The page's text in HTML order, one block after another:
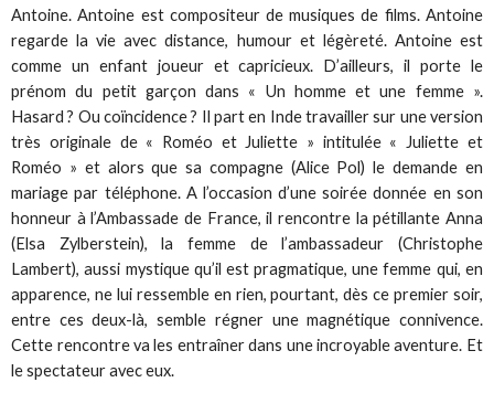
Antoine. Antoine est compositeur de musiques de films. Antoine
regarde la vie avec distance, humour et légèreté. Antoine est
comme un enfant joueur et capricieux. D’ailleurs, il porte le
prénom du petit garçon dans « Un homme et une femme ».
Hasard ? Ou coïncidence ? Il part en Inde travailler sur une version
très originale de « Roméo et Juliette » intitulée « Juliette et
Roméo » et alors que sa compagne (Alice Pol) le demande en
mariage par téléphone. A l’occasion d’une soirée donnée en son
honneur à l’Ambassade de France, il rencontre la pétillante Anna
(Elsa Zylberstein), la femme de l’ambassadeur (Christophe
Lambert), aussi mystique qu’il est pragmatique, une femme qui, en
apparence, ne lui ressemble en rien, pourtant, dès ce premier soir,
entre ces deux-là, semble régner une magnétique connivence.
Cette rencontre va les entraîner dans une incroyable aventure. Et
le spectateur avec eux.